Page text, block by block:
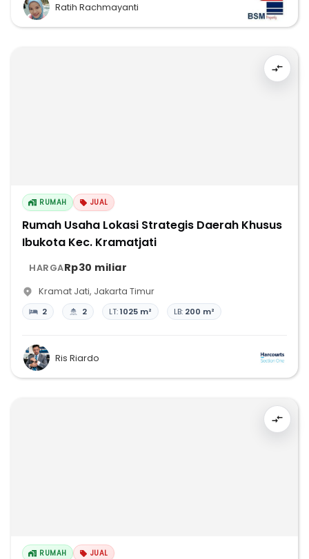
Ratih Rachmayanti
RUMAH JUAL
Rumah Usaha Lokasi Strategis Daerah Khusus
Ibukota Kec. Kramatjati
HARGARp30 miliar
Kramat Jati, Jakarta Timur
2 2 LT:1025 m² LB: 200 m²
Ris Riardo
RUMAH JUAL